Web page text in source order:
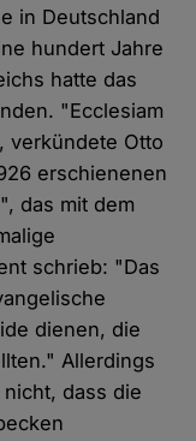
in Deutschland
hundert Jahre
hatte das
"Ecclesiam
verkündete Otto
erschienenen
das mit dem
schrieb: "Das
dienen, die
Allerdings
dass die